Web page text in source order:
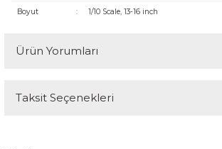
Boyut : 1/10 Scale, 13-16 inch
Ürün Yorumları
Bu ürüne ilk yorumu siz yapın!
Taksit Seçenekleri